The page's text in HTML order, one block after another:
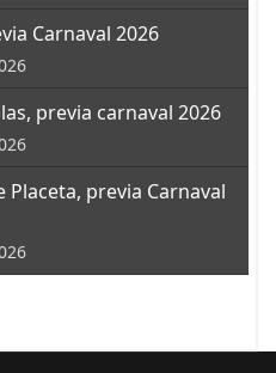
Carnaval 2026
previa carnaval 2026
Placeta, previa Carnaval